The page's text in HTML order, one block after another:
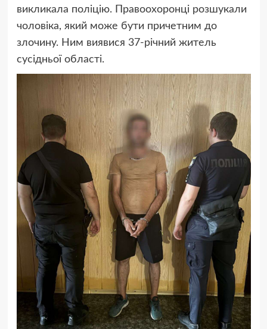
викликала поліцію. Правоохоронці розшукали
чоловіка, який може бути причетним до
злочину. Ним виявися 37-річний житель
сусідньої області.